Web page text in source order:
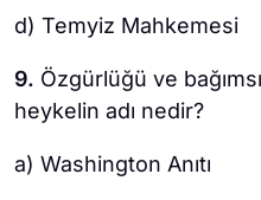
d) Temyiz Mahkemesi
9. Özgürlüğü ve
heykelin adı nedir?
a) Washington Anıtı